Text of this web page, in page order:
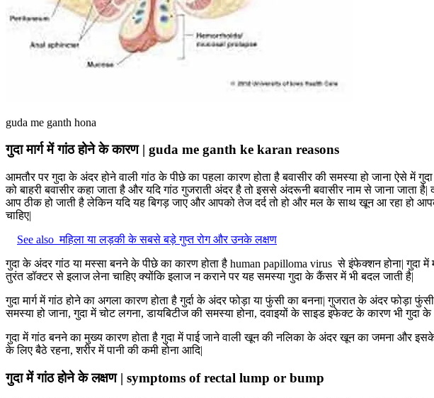
guda me ganth hona
गुदा मार्ग में गांठ होने के कारण | guda me ganth ke karan reasons
आमतौर पर गुदा के अंदर होने वाली गांठ के पीछे का पहला कारण होता है बवासीर की समस्या हो जाना ऐसे
को बाहरी बवासीर कहा जाता है और यदि गांठ गुजराती अंदर है तो इससे अंदरूनी बवासीर नाम से जाना जाता
आप ठीक हो जाती है लेकिन यदि यह बिगड़ जाए और आपको तेज दर्द तो हो और मल के साथ खून आ रहा हो
चाहिए|
See also महिला या लड़की के सबसे बड़े गुप्त रोग और उनके लक्षण
गुदा के अंदर गांठ या मस्सा बनने के पीछे का कारण होता है human papilloma virus से इंफेक्शन होना|
तुरंत डॉक्टर से इलाज लेना चाहिए क्योंकि इलाज न कराने पर यह समस्या गुदा के कैंसर में भी बदल जाती है|
गुदा मार्ग में गांठ होने का अगला कारण होता है गुर्दा के अंदर फोड़ा या फुंसी का बनना| गुजरात के अंदर फोड़ा
समस्या हो जाना, गुदा में चोट लगना, डायबिटीज की समस्या होना, दवाइयों के साइड इफेक्ट के कारण भी गुदा
गुदा में गांठ बनने का मुख्य कारण होता है गुदा में पाई जाने वाली खून की नलिका के अंदर खून का जमना और
के लिए बैठे रहना, शरीर में पानी की कमी होना आदि|
गुदा में गांठ होने के लक्षण | symptoms of rectal lump or bump